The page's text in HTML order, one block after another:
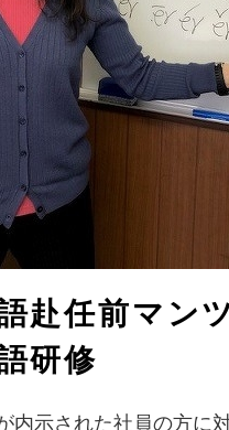
赴任前マン
研修
内示された社員の方に